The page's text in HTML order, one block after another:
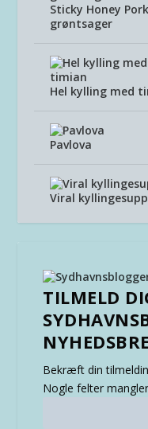
Sticky Honey
grøntsager
Hel kylling med
Pavlova
Viral
TILMELD
Bekræft din
Nogle felter